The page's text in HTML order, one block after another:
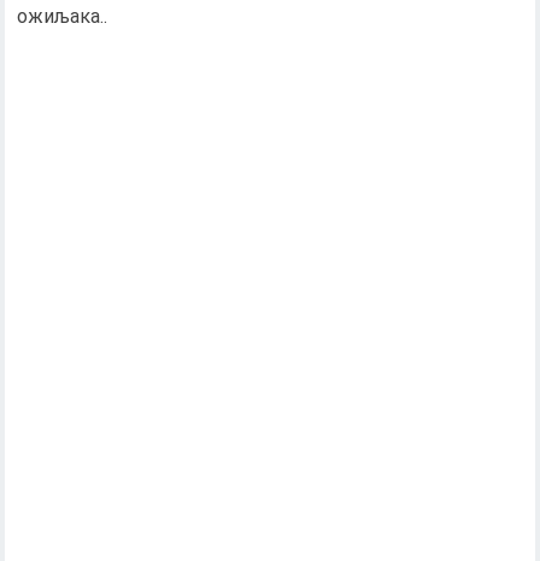
ожиљака..